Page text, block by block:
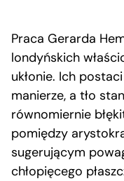
Praca Gerarda
londyńskich
ukłonie. Ich
manierze, a tło
równomiernie
pomiędzy
sugerującym
chłopięcego